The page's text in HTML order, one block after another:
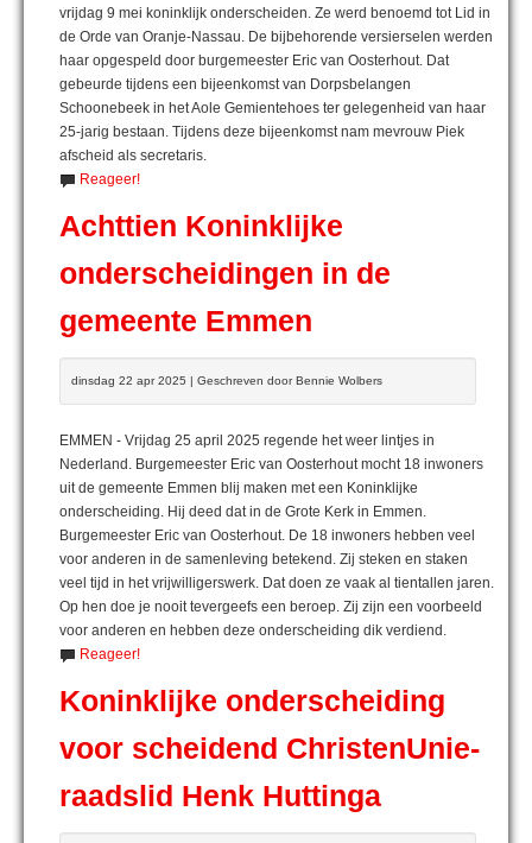
vrijdag 9 mei koninklijk onderscheiden. Ze werd benoemd tot Lid in
de Orde van Oranje-Nassau. De bijbehorende versierselen werden
haar opgespeld door burgemeester Eric van Oosterhout. Dat
gebeurde tijdens een bijeenkomst van Dorpsbelangen
Schoonebeek in het Aole Gemientehoes ter gelegenheid van haar
25-jarig bestaan. Tijdens deze bijeenkomst nam mevrouw Piek
afscheid als secretaris.
Reageer!
Achttien Koninklijke
onderscheidingen in de
gemeente Emmen
dinsdag 22 apr 2025 | Geschreven door Bennie Wolbers
EMMEN - Vrijdag 25 april 2025 regende het weer lintjes in
Nederland. Burgemeester Eric van Oosterhout mocht 18 inwoners
uit de gemeente Emmen blij maken met een Koninklijke
onderscheiding. Hij deed dat in de Grote Kerk in Emmen.
Burgemeester Eric van Oosterhout. De 18 inwoners hebben veel
voor anderen in de samenleving betekend. Zij steken en staken
veel tijd in het vrijwilligerswerk. Dat doen ze vaak al tientallen jaren.
Op hen doe je nooit tevergeefs een beroep. Zij zijn een voorbeeld
voor anderen en hebben deze onderscheiding dik verdiend.
Reageer!
Koninklijke onderscheiding
voor scheidend ChristenUnie-
raadslid Henk Huttinga